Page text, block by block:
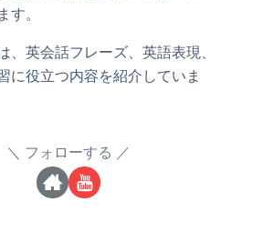
す。
、英会話フレーズ、英語表現、
に役立つ内容を紹介していま
フォローする